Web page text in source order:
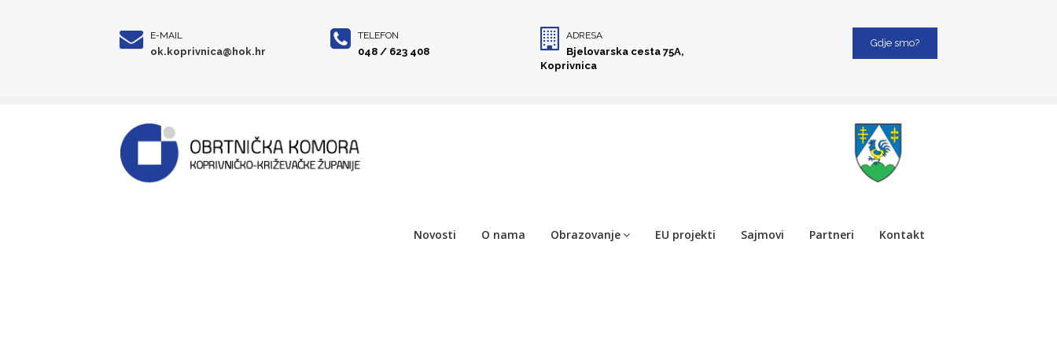
E-MAIL
ok.koprivnica@hok.hr
TELEFON
048 / 623 408
ADRESA
Bjelovarska cesta 75A,
Koprivnica
Gdje smo?
Novosti O nama Obrazovanje EU projekti Sajmovi Partneri Kontakt